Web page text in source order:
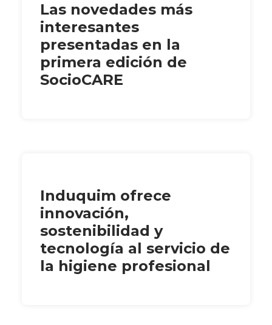
Las novedades más
interesantes
presentadas en la
primera edición de
SocioCARE
Induquim ofrece
innovación,
sostenibilidad y
tecnología al servicio de
la higiene profesional